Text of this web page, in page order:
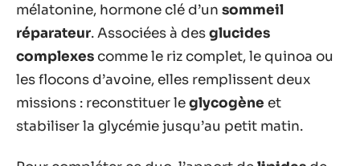
mélatonine, hormone clé d’un sommeil
réparateur. Associées à desglucides
complexes comme le riz complet, le quinoa ou
les flocons d’avoine, elles remplissent deux
missions : reconstituer leglycogène et
stabiliser la glycémie jusqu’au petit matin.